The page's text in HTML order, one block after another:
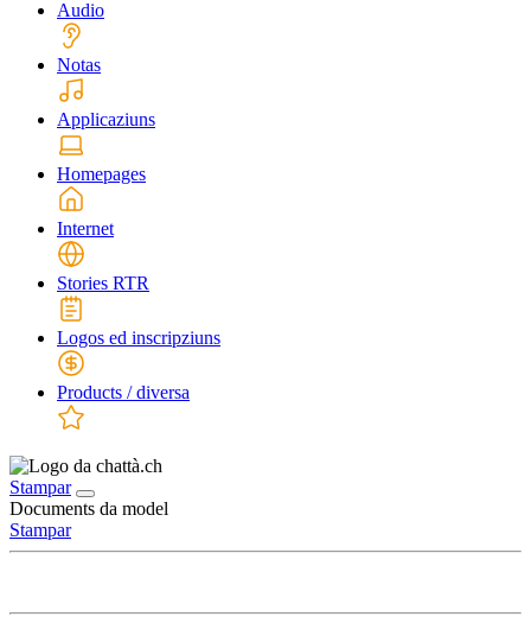
Audio
Notas
Applicaziuns
Homepages
Internet
Stories RTR
Logos ed inscripziuns
Products / diversa
Stampar
Documents da model
Stampar